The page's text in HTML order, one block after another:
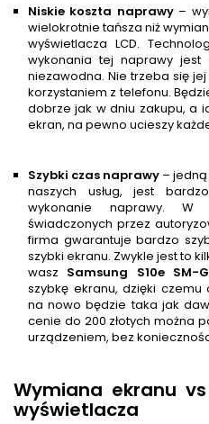
Niskie koszta naprawy–
wielokrotnie tańsza niż
wyświetlacza LCD.
wykonania tej naprawy
niezawodna. Nie trzeba się
korzystaniem z telefonu.
dobrze jak w dniu zakupu, a
ekran, na pewno ucieszy
Szybki czas naprawy –
naszych usług, jest
wykonanie naprawy. W
świadczonych przez
firma gwarantuje bardzo
szybki ekranu. Zwykle jest to
wasz Samsung S10e SM-
szybkę ekranu, dzięki czemu
na nowo będzie taka jak
cenie do 200 złotych można
urządzeniem, bez
Wymiana ekranu
wyświetlacza